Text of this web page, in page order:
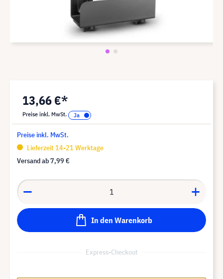
13,66 €*
Preise inkl. MwSt.
Preise inkl. MwSt.
Lieferzeit 14-21 Werktage
Versand ab7,99 €
In den Warenkorb
Express-Checkout